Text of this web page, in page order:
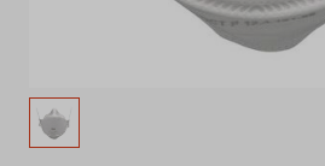
Contactos